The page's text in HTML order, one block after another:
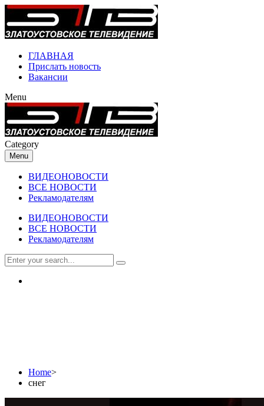
ГЛАВНАЯ
Прислать новость
Вакансии
Menu
Category
Menu
ВИДЕОНОВОСТИ
ВСЕ НОВОСТИ
Рекламодателям
ВИДЕОНОВОСТИ
ВСЕ НОВОСТИ
Рекламодателям
Home>
снег